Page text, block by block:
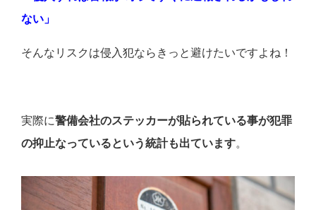
ない」
そんなリスクは侵入犯ならきっと避けたいですよね！
実際に警備会社のステッカーが貼られている事が犯罪
の抑止なっているという統計も出ています。